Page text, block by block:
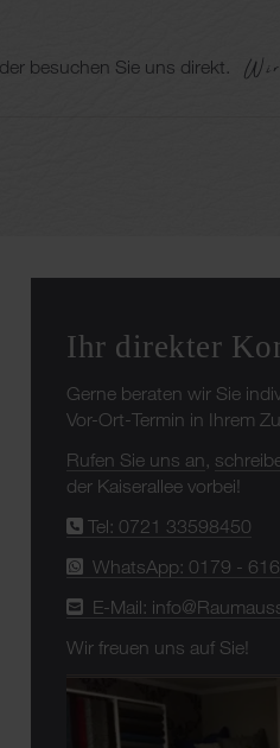
besuchen Sie uns direkt. Wir
Ihr direkter
Gerne beraten wir Sie
Vor-Ort-Termin in Ihrem
Rufen Sie uns an
der Kaiserallee vorbei!
Tel: 0721 33598450
WhatsApp: 0179 -
E-Mail:
Wir freuen uns auf Sie!